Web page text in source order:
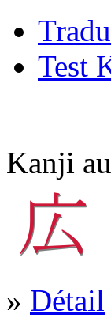
Test
Kanji
» Détail